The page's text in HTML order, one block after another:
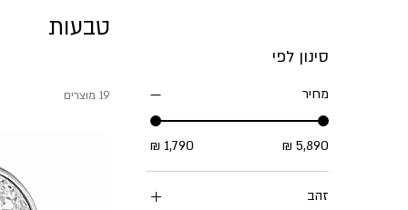
סינון לפי
מחיר
זהב
טבעות
19 מוצרים